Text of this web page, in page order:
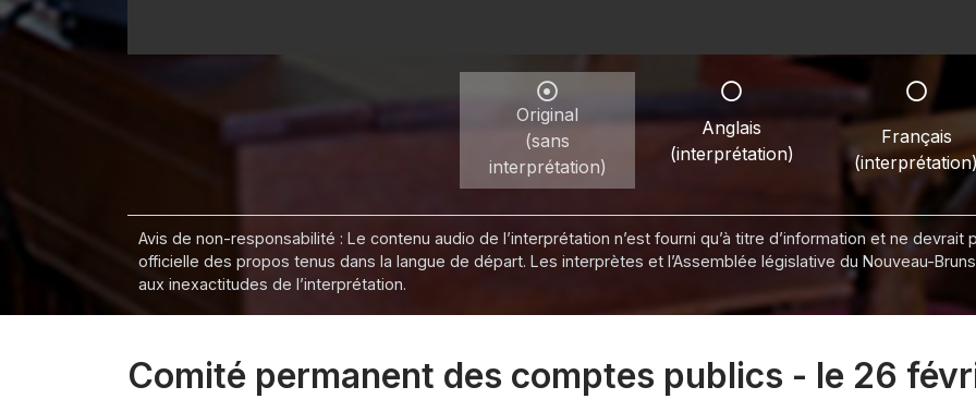
Original
(sans
interprétation)
Anglais
(interprétation)
Français
Avis de non-responsabilité : Le contenu audio de l’interprétation n’est fourni qu’à titre d’information et ne
officielle des propos tenus dans la langue de départ. Les interprètes et l’Assemblée législative du Nouveau-
aux inexactitudes de l’interprétation.
Comité permanent des comptes publics - le 26